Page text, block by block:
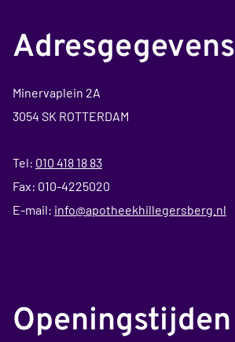
Adresgegevens
Minervaplein 2A
3054 SK ROTTERDAM
Tel: 010 418 18 83
Fax: 010-4225020
E-mail: info@apotheekhillegersberg.nl
Openingstijden